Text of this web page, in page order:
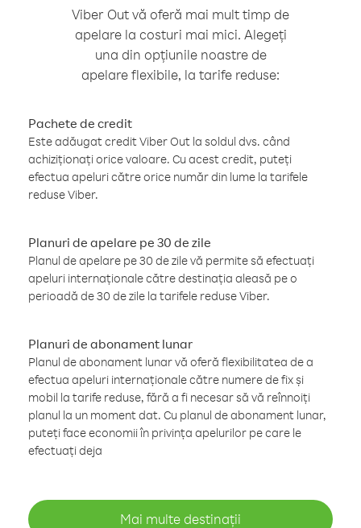
Viber Out vă oferă mai mult timp de
apelare la costuri mai mici. Alegeți
una din opțiunile noastre de
apelare flexibile, la tarife reduse:
Pachete de credit
Este adăugat credit Viber Out la soldul dvs. când
achiziționați orice valoare. Cu acest credit, puteți
efectua apeluri către orice număr din lume la tarifele
reduse Viber.
Planuri de apelare pe 30 de zile
Planul de apelare pe 30 de zile vă permite să efectuați
apeluri internaționale către destinația aleasă pe o
perioadă de 30 de zile la tarifele reduse Viber.
Planuri de abonament lunar
Planul de abonament lunar vă oferă flexibilitatea de a
efectua apeluri internaționale către numere de fix și
mobil la tarife reduse, fără a fi necesar să vă reînnoiți
planul la un moment dat. Cu planul de abonament lunar,
puteți face economii în privința apelurilor pe care le
efectuați deja
Mai multe destinații